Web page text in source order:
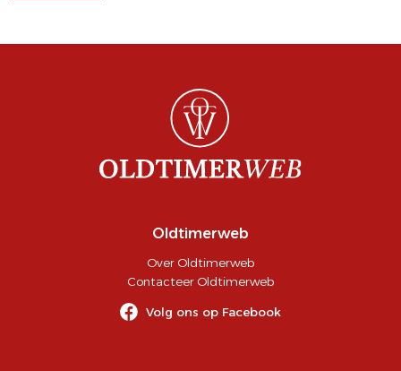
Oldtimerweb
Over Oldtimerweb
Contacteer Oldtimerweb
Volg ons op Facebook